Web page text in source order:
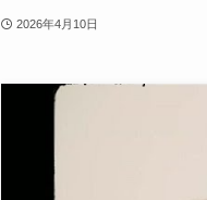
2026年4月10日